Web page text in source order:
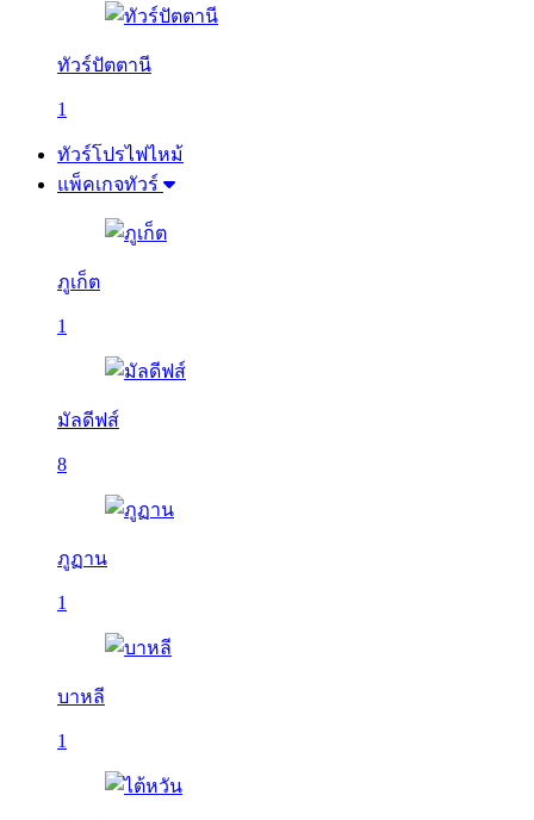
ทัวร์ปัตตานี
1
ทัวร์โปรไฟไหม้
แพ็คเกจทัวร์
ภูเก็ต
1
มัลดีฟส์
8
ภูฏาน
1
บาหลี
1